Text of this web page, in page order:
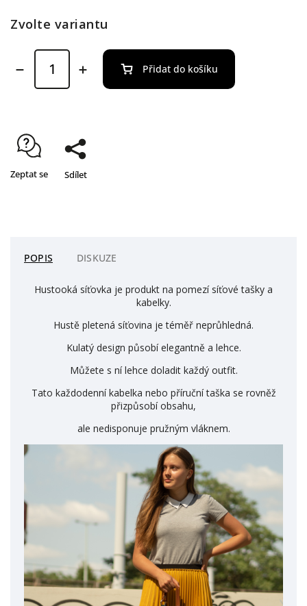
Zvolte variantu
Přidat do košíku
Zeptat se Sdílet
POPIS DISKUZE
Hustooká síťovka je produkt na pomezí síťové tašky a
kabelky.
Hustě pletená síťovina je téměř neprůhledná.
Kulatý design působí elegantně a lehce.
Můžete s ní lehce doladit každý outfit.
Tato každodenní kabelka nebo příruční taška se rovněž
přizpůsobí obsahu,
ale nedisponuje pružným vláknem.